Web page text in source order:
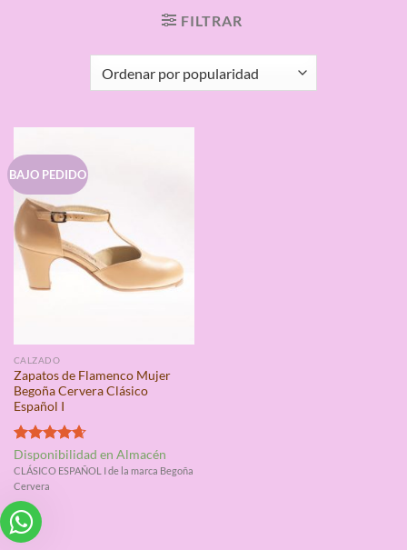
FILTRAR
BAJO PEDIDO
CALZADO
Zapatos de Flamenco Mujer
Begoña Cervera Clásico
Español I
Valorado
con4.67
de 5
Disponibilidad en Almacén
CLÁSICO ESPAÑOL I de la marca Begoña
Cervera